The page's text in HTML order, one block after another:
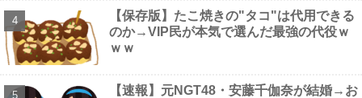
【保存版】たこ焼きの"タコ"は代用できる
のか→VIP民が本気で選んだ最強の代役ｗ
ｗｗ
【速報】元NGT48・安藤千伽奈が結婚→お